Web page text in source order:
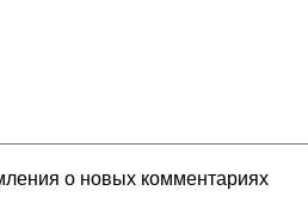
о новых комментариях